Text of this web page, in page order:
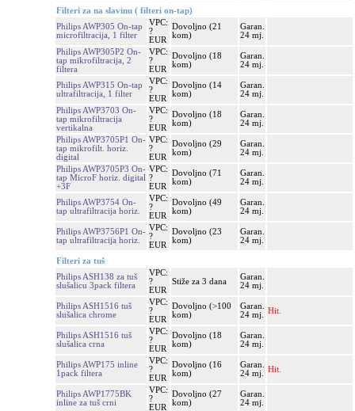
Filteri za na slavinu ( filteri on-tap)
Philips AWP305 On-tap
microfiltracija, 1 filter
VPC:
?
EUR
Dovoljno (21
kom)
Garan.
24 mj.
Philips AWP305P2 On-
tap mikrofiltracija, 2
filtera
VPC:
?
EUR
Dovoljno (18
kom)
Garan.
24 mj.
Philips AWP315 On-tap
ultrafiltracija, 1 filter
VPC:
?
EUR
Dovoljno (14
kom)
Garan.
24 mj.
Philips AWP3703 On-
tap mikrofiltracija
vertikalna
VPC:
?
EUR
Dovoljno (18
kom)
Garan.
24 mj.
Philips AWP3705P1 On-
tap mikrofilt. horiz.
digital
VPC:
?
EUR
Dovoljno (29
kom)
Garan.
24 mj.
Philips AWP3705P3 On-
tap MicroF horiz. digital
+3F
VPC:
?
EUR
Dovoljno (71
kom)
Garan.
24 mj.
Philips AWP3754 On-
tap ultrafiltracija horiz.
VPC:
?
EUR
Dovoljno (49
kom)
Garan.
24 mj.
Philips AWP3756P1 On-
tap ultrafiltracija horiz.
VPC:
?
EUR
Dovoljno (23
kom)
Garan.
24 mj.
Filteri za tuš
Philips ASH138 za tuš
slušalicu 3pack filtera
VPC:
?
EUR
Stiže za 3 dana
Garan.
24 mj.
Philips ASH1516 tuš
slušalica chrome
VPC:
?
EUR
Dovoljno (>100
kom)
Garan.
24 mj.
Hit.
Philips ASH1516 tuš
slušalica crna
VPC:
?
EUR
Dovoljno (18
kom)
Garan.
24 mj.
Philips AWP175 inline
1pack filtera
VPC:
?
EUR
Dovoljno (16
kom)
Garan.
24 mj.
Hit.
Philips AWP1775BK
inline za tuš crni
VPC:
?
EUR
Dovoljno (27
kom)
Garan.
24 mj.